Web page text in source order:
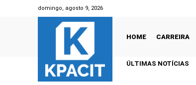
domingo, agosto 9, 2026
HOME CARREIRA
ÚLTIMAS NOTÍCIAS